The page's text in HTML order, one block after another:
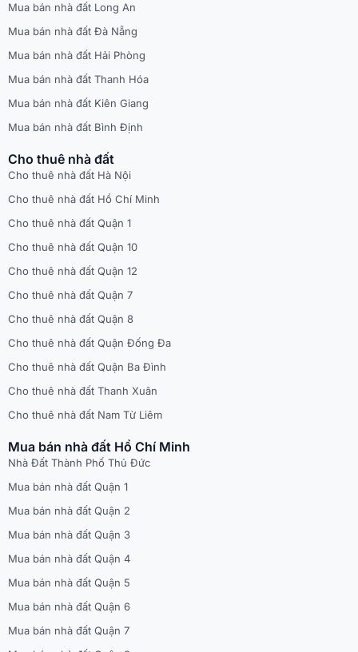
Mua bán nhà đất Long An
Mua bán nhà đất Đà Nẵng
Mua bán nhà đất Hải Phòng
Mua bán nhà đất Thanh Hóa
Mua bán nhà đất Kiên Giang
Mua bán nhà đất Bình Định
Cho thuê nhà đất
Cho thuê nhà đất Hà Nội
Cho thuê nhà đất Hồ Chí Minh
Cho thuê nhà đất Quận 1
Cho thuê nhà đất Quận 10
Cho thuê nhà đất Quận 12
Cho thuê nhà đất Quận 7
Cho thuê nhà đất Quận 8
Cho thuê nhà đất Quận Đống Đa
Cho thuê nhà đất Quận Ba Đình
Cho thuê nhà đất Thanh Xuân
Cho thuê nhà đất Nam Từ Liêm
Mua bán nhà đất Hồ Chí Minh
Nhà Đất Thành Phố Thủ Đức
Mua bán nhà đất Quận 1
Mua bán nhà đất Quận 2
Mua bán nhà đất Quận 3
Mua bán nhà đất Quận 4
Mua bán nhà đất Quận 5
Mua bán nhà đất Quận 6
Mua bán nhà đất Quận 7